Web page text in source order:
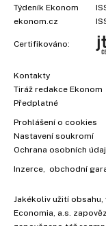
Týdeník Ekonom
ekonom.cz
Certifikováno:
Kontakty
Tiráž redakce Ekonom
Předplatné
Prohlášení o cookies
Nastavení soukromí
Ochrana osobních
Inzerce , obchodní
Jakékoliv užití
Economia, a.s.